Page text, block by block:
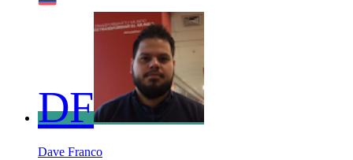
DF
Dave Franco